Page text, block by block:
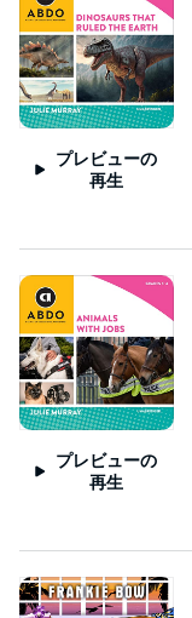
プレビューの
再生
プレビューの
再生